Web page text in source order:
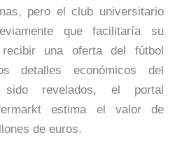
pero el club universitario
que facilitaría su
una oferta del fútbol
detalles económicos del
revelados, el portal
estima el valor de
de euros.